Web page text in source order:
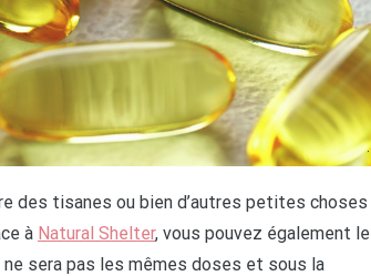
des tisanes ou bien d’autres petites choses
à Natural Shelter, vous pouvez également le
ne sera pas les mêmes doses et sous la